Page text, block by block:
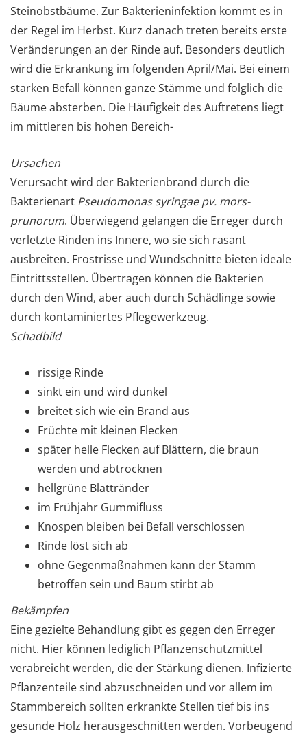
Steinobstbäume. Zur Bakterieninfektion kommt es in
der Regel im Herbst. Kurz danach treten bereits erste
Veränderungen an der Rinde auf. Besonders deutlich
wird die Erkrankung im folgenden April/Mai. Bei einem
starken Befall können ganze Stämme und folglich die
Bäume absterben. Die Häufigkeit des Auftretens liegt
im mittleren bis hohen Bereich-
Ursachen
Verursacht wird der Bakterienbrand durch die
Bakterienart Pseudomonas syringae pv. mors-
prunorum. Überwiegend gelangen die Erreger durch
verletzte Rinden ins Innere, wo sie sich rasant
ausbreiten. Frostrisse und Wundschnitte bieten ideale
Eintrittsstellen. Übertragen können die Bakterien
durch den Wind, aber auch durch Schädlinge sowie
durch kontaminiertes Pflegewerkzeug.
Schadbild
rissige Rinde
sinkt ein und wird dunkel
breitet sich wie ein Brand aus
Früchte mit kleinen Flecken
später helle Flecken auf Blättern, die braun
werden und abtrocknen
hellgrüne Blattränder
im Frühjahr Gummifluss
Knospen bleiben bei Befall verschlossen
Rinde löst sich ab
ohne Gegenmaßnahmen kann der Stamm
betroffen sein und Baum stirbt ab
Bekämpfen
Eine gezielte Behandlung gibt es gegen den Erreger
nicht. Hier können lediglich Pflanzenschutzmittel
verabreicht werden, die der Stärkung dienen. Infizierte
Pflanzenteile sind abzuschneiden und vor allem im
Stammbereich sollten erkrankte Stellen tief bis ins
gesunde Holz herausgeschnitten werden. Vorbeugend